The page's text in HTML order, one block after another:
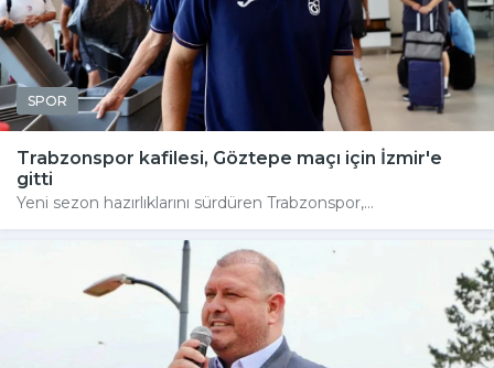
SPOR
Trabzonspor kafilesi, Göztepe maçı için İzmir'e
gitti
Yeni sezon hazırlıklarını sürdüren Trabzonspor,...